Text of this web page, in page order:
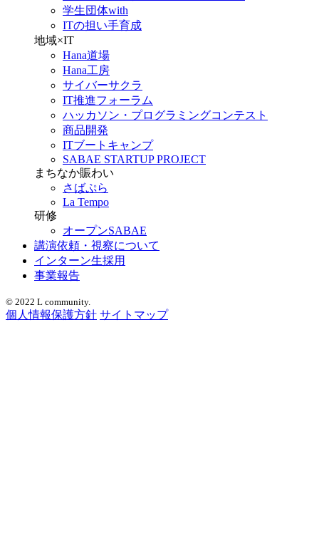
学生団体with
ITの担い手育成
地域×IT
Hana道場
Hana工房
サイバーサクラ
IT推進フォーラム
ハッカソン・プログラミングコンテスト
商品開発
ITブートキャンプ
SABAE STARTUP PROJECT
まちなか賑わい
さばぷら
La Tempo
研修
オープンSABAE
講演依頼・視察について
インターン生採用
事業報告
© 2022 L community.
個人情報保護方針 サイトマップ